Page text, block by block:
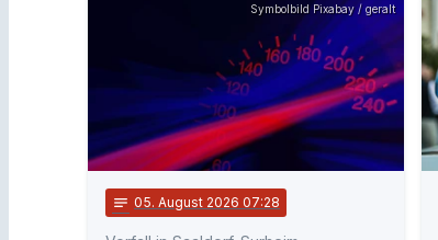
Symbolbild Pixabay / geralt
notes 05. August 2026 07:28